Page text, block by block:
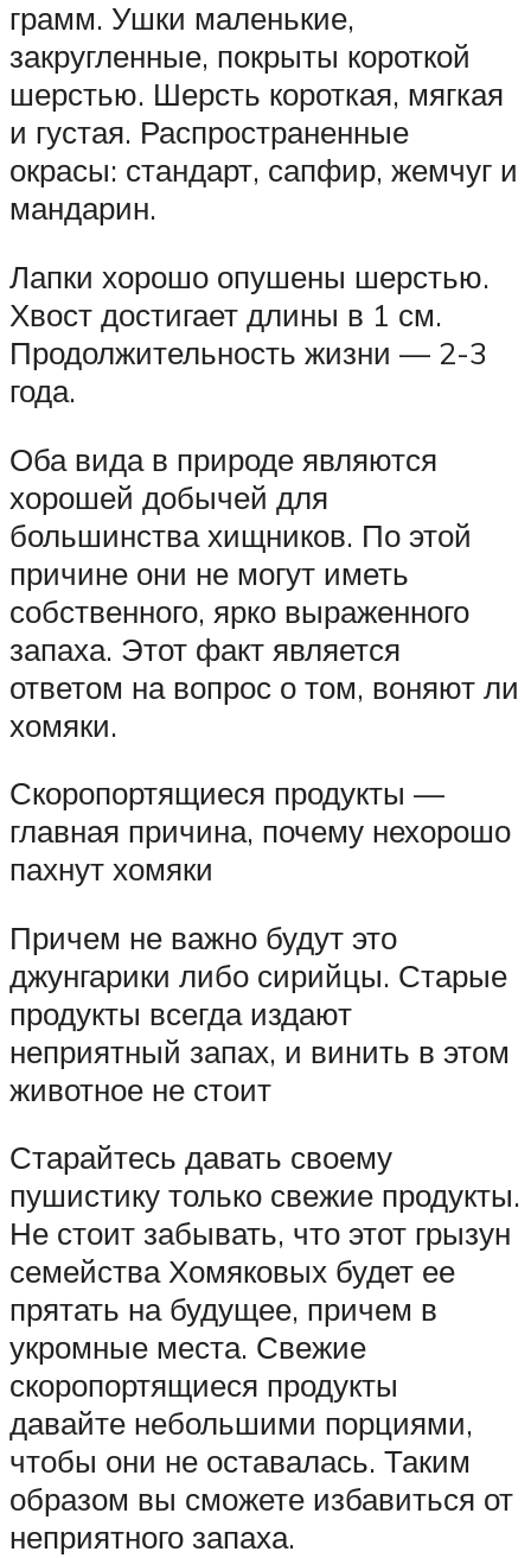
грамм. Ушки маленькие,
закругленные, покрыты короткой
шерстью. Шерсть короткая, мягкая
и густая. Распространенные
окрасы: стандарт, сапфир, жемчуг и
мандарин.
Лапки хорошо опушены шерстью.
Хвост достигает длины в 1 см.
Продолжительность жизни — 2-3
года.
Оба вида в природе являются
хорошей добычей для
большинства хищников. По этой
причине они не могут иметь
собственного, ярко выраженного
запаха. Этот факт является
ответом на вопрос о том, воняют ли
хомяки.
Скоропортящиеся продукты —
главная причина, почему нехорошо
пахнут хомяки
Причем не важно будут это
джунгарики либо сирийцы. Старые
продукты всегда издают
неприятный запах, и винить в этом
животное не стоит
Старайтесь давать своему
пушистику только свежие продукты.
Не стоит забывать, что этот грызун
семейства Хомяковых будет ее
прятать на будущее, причем в
укромные места. Свежие
скоропортящиеся продукты
давайте небольшими порциями,
чтобы они не оставалась. Таким
образом вы сможете избавиться от
неприятного запаха.